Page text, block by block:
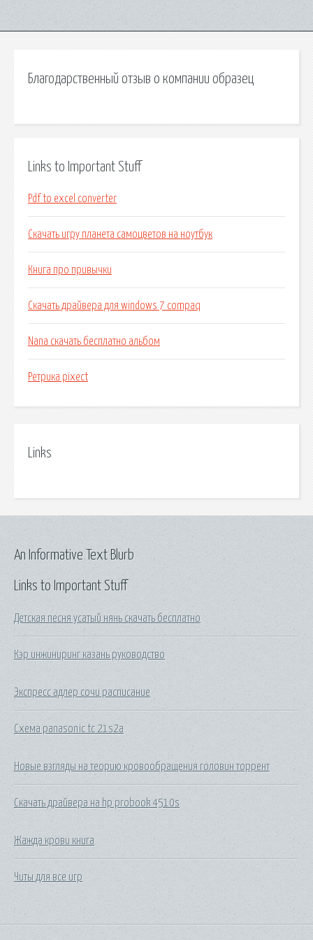
Благодарственный отзыв о компании образец
Links to Important Stuff
Pdf to excel converter
Скачать игру планета самоцветов на ноутбук
Книга про привычки
Скачать драйвера для windows 7 compaq
Nana скачать бесплатно альбом
Ретрика pixect
Links
Links to Important Stuff
Детская песня усатый нянь скачать бесплатно
Кэр инжиниринг казань руководство
Экспресс адлер сочи расписание
Схема panasonic tc 21s2a
Новые взгляды на теорию кровообращения головин торрент
Скачать драйвера на hp probook 4510s
Жажда крови книга
Читы для все игр
An Informative Text Blurb